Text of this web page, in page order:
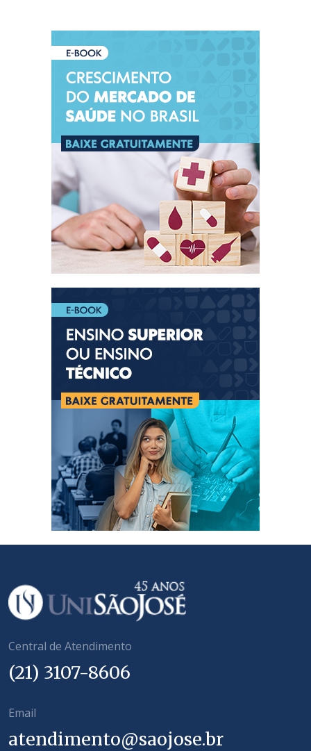
Central de Atendimento
(21) 3107-8606
Email
atendimento@saojose.br